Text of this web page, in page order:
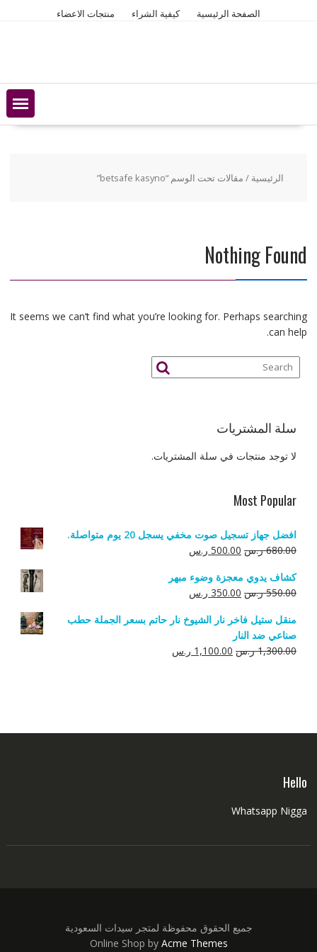
الصفحة الرئيسية كيفية الشراء منتجات الاعضاء
الرئيسية / مقالات تحت الوسم “betsafe kasyno”
Nothing Found
It seems we can’t find what you’re looking for. Perhaps searching
can help.
سلة المشتريات
لا توجد منتجات في سلة المشتريات.
Most Popular
افضل جهاز تسجيل صوت مخفي يسجل 20 يوم متواصلة.
680.00 ر.س السعر
هو:
680.00 ر.س.
500.00 ر.سالسعر
هو:
500.00 ر.س.
كشاف يدوي معجزة وضوء مبهر
550.00 ر.س السعر
هو:
550.00 ر.س.
350.00 ر.سالسعر
هو:
منقل ستيل فاخر نار الشيوخ نار حاتم بسعر الجملة حطب
صناعي ضد النار
1,300.00 ر.س السعر
1,100.00 ر.سالسعر
Hello
Whatsapp Nigga
جميع الحقوق محفوظة لمتجر سيدات السعودية
Online Shop by Acme Themes